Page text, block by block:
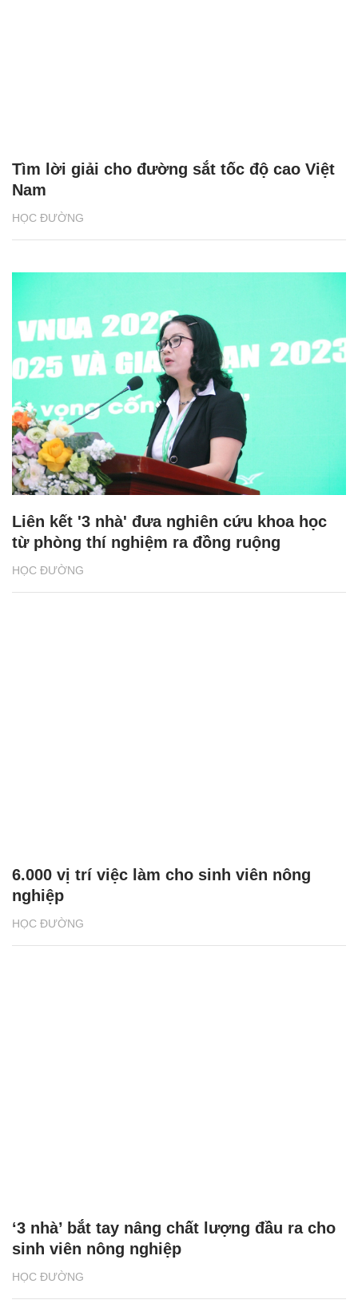
HỌC ĐƯỜNG
Tìm lời giải cho đường sắt tốc độ cao Việt
Nam
HỌC ĐƯỜNG
Liên kết '3 nhà' đưa nghiên cứu khoa học
từ phòng thí nghiệm ra đồng ruộng
HỌC ĐƯỜNG
6.000 vị trí việc làm cho sinh viên nông
nghiệp
HỌC ĐƯỜNG
‘3 nhà’ bắt tay nâng chất lượng đầu ra cho
sinh viên nông nghiệp